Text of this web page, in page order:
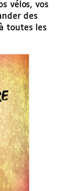
vélos, vos
des
toutes les